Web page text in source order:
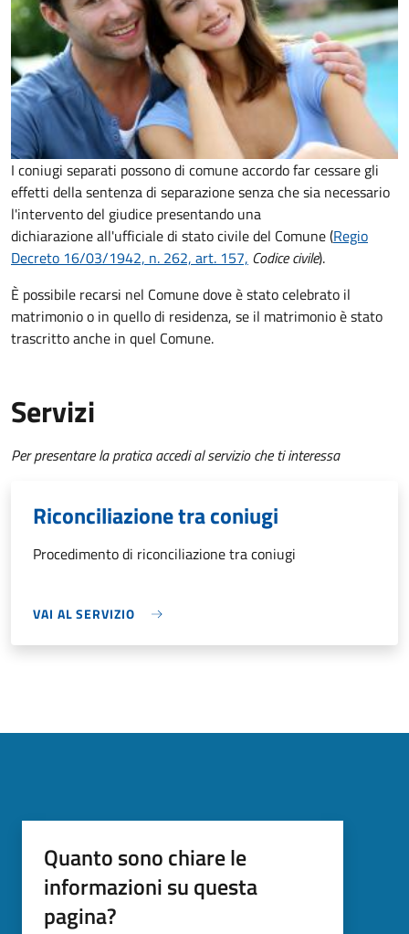
I coniugi separati possono di comune accordo far cessare gli
effetti della sentenza di separazione senza che sia necessario
l'intervento del giudice presentando una
dichiarazione all'ufficiale di stato civile del Comune (Regio
Decreto 16/03/1942, n. 262, art. 157, Codice civile).
È possibile recarsi nel Comune dove è stato celebrato il
matrimonio o in quello di residenza, se il matrimonio è stato
trascritto anche in quel Comune.
Servizi
Per presentare la pratica accedi al servizio che ti interessa
Riconciliazione tra coniugi
Procedimento di riconciliazione tra coniugi
VAI AL SERVIZIO
Quanto sono chiare le
informazioni su questa
pagina?